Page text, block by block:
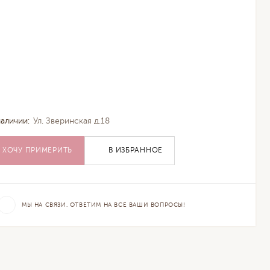
Ул. Зверинская д.18
ХОЧУ ПРИМЕРИТЬ В ИЗБРАННОЕ
МЫ НА СВЯЗИ. ОТВЕТИМ НА ВСЕ ВАШИ ВОПРОСЫ!